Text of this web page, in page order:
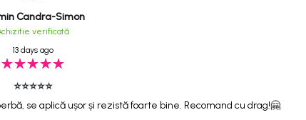
Candra-Simon
verificată
13 days ago
⭐⭐⭐⭐⭐
se aplică ușor și rezistă foarte bine. Recomand cu drag!🤗